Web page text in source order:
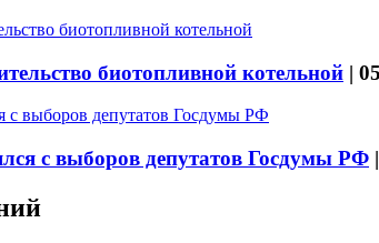
биотопливной котельной |
с выборов депутатов Госдумы РФ |